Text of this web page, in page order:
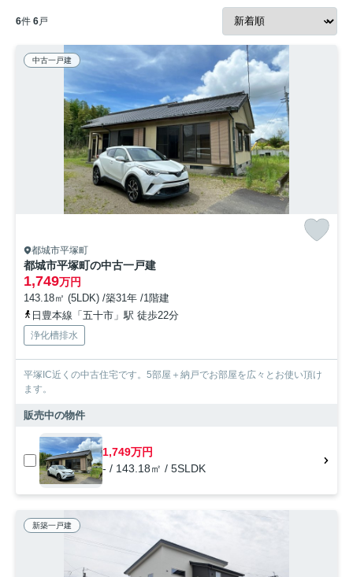
6件 6戸
中古一戸建
都城市平塚町
都城市平塚町の中古一戸建
1,749万円
143.18㎡ (5LDK) /築31年 /1階建
日豊本線「五十市」駅 徒歩22分
浄化槽排水
平塚IC近くの中古住宅です。5部屋＋納戸でお部屋を広々とお使い頂け
ます。
販売中の物件
1,749万円
- / 143.18㎡ / 5SLDK
新築一戸建